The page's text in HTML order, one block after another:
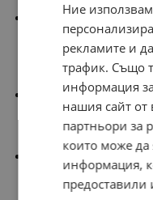
Флуорид+:
Fluoride+ е
на зъбите,
изгубени по
храни и напитки.
Хидратирана
действа като
премахването на
зъбите, като
Калциев
Тази съставка
поддържа
Ние
рекламите и
трафик. Също
информация
нашия сайт от
партньори за
които може да
информация,
предоставили